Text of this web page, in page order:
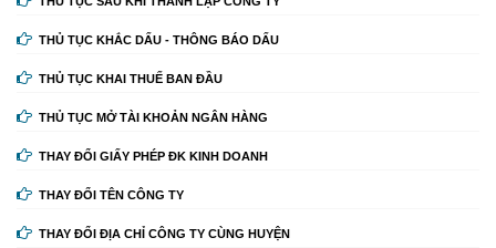
THỦ TỤC KHẮC DẤU - THÔNG BÁO DẤU
THỦ TỤC KHAI THUẾ BAN ĐẦU
THỦ TỤC MỞ TÀI KHOẢN NGÂN HÀNG
THAY ĐỔI GIẤY PHÉP ĐK KINH DOANH
THAY ĐỔI TÊN CÔNG TY
THAY ĐỔI ĐỊA CHỈ CÔNG TY CÙNG HUYỆN